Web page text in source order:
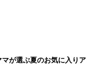
マが選ぶ夏のお気に入りア